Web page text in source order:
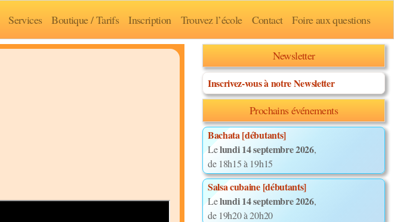
Services Boutique / Tarifs Inscription Trouvez l’école Contact Foire aux questions
Newsletter
Inscrivez-vous à notre Newsletter
Prochains événements
Bachata [débutants]
Lelundi 14 septembre 2026,
de 18h15 à 19h15
Salsa cubaine [débutants]
Lelundi 14 septembre 2026,
de 19h20 à 20h20